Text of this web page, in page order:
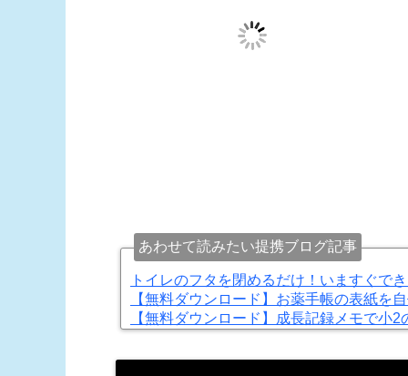
あわせて読みたい提携ブログ記事
トイレのフタを閉めるだけ！いますぐで
【無料ダウンロード】お薬手帳の表紙を
【無料ダウンロード】成長記録メモで小